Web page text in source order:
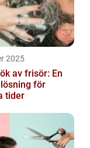
2025
av frisör: En
för
tider